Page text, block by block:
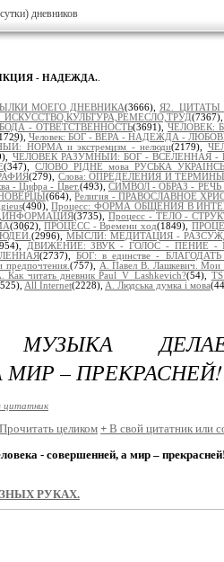
дневников
- НАДЕЖДА.
МОЕГО ДНЕВНИКА(3666),
- ОТВЕТСТВЕННОСТЬ(3691), ЧЕЛОВЕК:
Человек: БОГ - ВЕРА - НАДЕЖДА -
НОРМА и экстремизм - нелюди(2179),
ЧЕЛОВЕК РАЗУМНЫЙ: БОГ - ВСЕЛЕННАЯ -
(347),СЛОВО РІДНЕ мова РУСЬКА
(279), Слова: ОПРЕДЕЛЕНИЯ И
- Цифра - Цвет.(493), СИМВОЛ - ОБРАЗ -
(664),Религия - ПРАВОСЛАВНОЕ
(490),Процесс: ФОРМА ОБЩЕНИЯ В
(3735), Процесс - ТЕЛО -
(3062),ПРОЦЕСС - Времени ход(1849),
(2996), МЫСЛИ: МЕДИТАЦИЯ -
ДВИЖЕНИЕ: ЗВУК - ГОЛОС - ПЕНИЕ
(2737),БОГ: в единстве -
(757), А. Павел В. Лашкевич. Мои
Как читать дневник Paul_V_Lashkevich?(54),
All Internet(2228), A. Людська думка і мова
МУЗЫКА
– ПРЕКРАСНЕЙ!
цитатник
Прочитать целиком + В свой цитатник или
- совершенней, а мир – прекрасней!
РУКАХ.